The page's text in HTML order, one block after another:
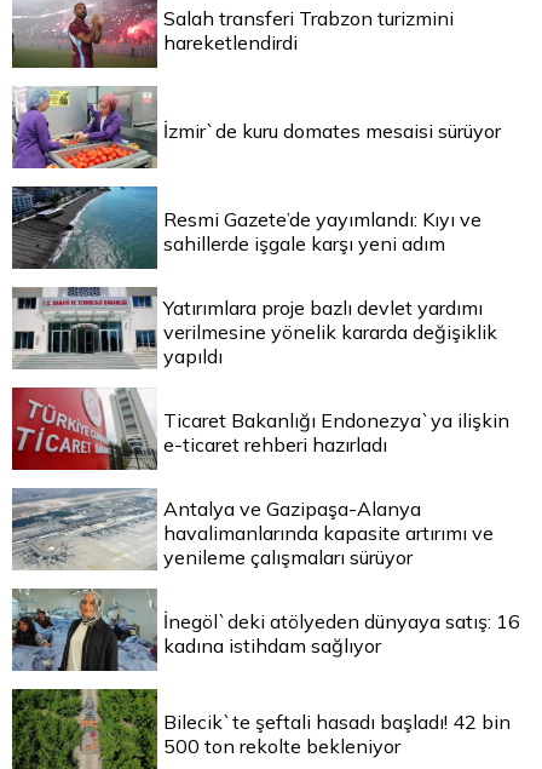
Salah transferi Trabzon turizmini
hareketlendirdi
İzmir`de kuru domates mesaisi sürüyor
Resmi Gazete’de yayımlandı: Kıyı ve
sahillerde işgale karşı yeni adım
Yatırımlara proje bazlı devlet yardımı
verilmesine yönelik kararda değişiklik
yapıldı
Ticaret Bakanlığı Endonezya`ya ilişkin
e-ticaret rehberi hazırladı
Antalya ve Gazipaşa-Alanya
havalimanlarında kapasite artırımı ve
yenileme çalışmaları sürüyor
İnegöl`deki atölyeden dünyaya satış: 16
kadına istihdam sağlıyor
Bilecik`te şeftali hasadı başladı! 42 bin
500 ton rekolte bekleniyor